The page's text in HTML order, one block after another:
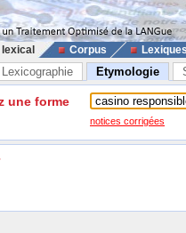
Corpus
Lexicographie Etymologie
une forme
notices corrigées